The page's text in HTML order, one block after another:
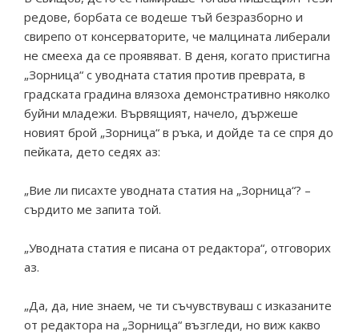
редове, борбата се водеше тъй безразборно и
свирепо от консерваторите, че малцината либерали
не смееха да се проявяват. В деня, когато пристигна
„Зорница“ с уводната статия против преврата, в
градската градина влязоха демонстративно няколко
буйни младежи. Вървящият, начело, държеше
новият брой „Зорница“ в ръка, и дойде та се спря до
пейката, дето седях аз:
„Вие ли писахте уводната статия на „Зорница“? –
сърдито ме запита той.
„Уводната статия е писана от редактора“, отговорих
аз.
„Да, да, ние знаем, че ти съчувствуваш с изказаните
от редактора на „Зорница“ възгледи, но виж какво